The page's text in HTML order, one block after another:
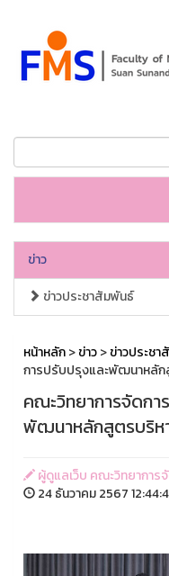
ข่าว
ข่าวประชาสัมพันธ์
หน้าหลัก>ข่าว>ข่าวประช
การปรับปรุงและพัฒนาหลั
คณะวิทยาการจัดกา
พัฒนาหลักสูตรบริห
ผู้ดูแลเว็บ คณะวิทยาการ
24 ธันวาคม 2567